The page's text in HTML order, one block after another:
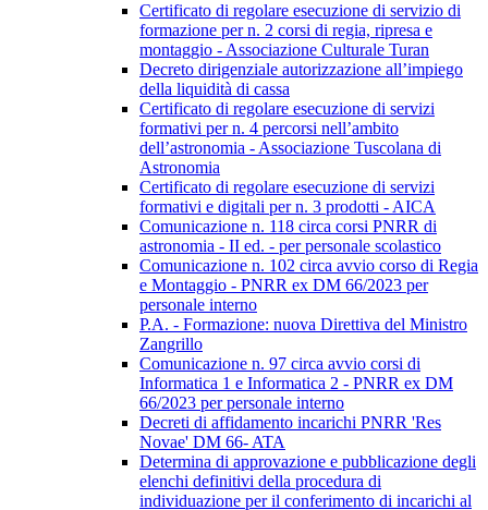
Certificato di regolare esecuzione di servizio di
formazione per n. 2 corsi di regia, ripresa e
montaggio - Associazione Culturale Turan
Decreto dirigenziale autorizzazione all’impiego
della liquidità di cassa
Certificato di regolare esecuzione di servizi
formativi per n. 4 percorsi nell’ambito
dell’astronomia - Associazione Tuscolana di
Astronomia
Certificato di regolare esecuzione di servizi
formativi e digitali per n. 3 prodotti - AICA
Comunicazione n. 118 circa corsi PNRR di
astronomia - II ed. - per personale scolastico
Comunicazione n. 102 circa avvio corso di Regia
e Montaggio - PNRR ex DM 66/2023 per
personale interno
P.A. - Formazione: nuova Direttiva del Ministro
Zangrillo
Comunicazione n. 97 circa avvio corsi di
Informatica 1 e Informatica 2 - PNRR ex DM
66/2023 per personale interno
Decreti di affidamento incarichi PNRR 'Res
Novae' DM 66- ATA
Determina di approvazione e pubblicazione degli
elenchi definitivi della procedura di
individuazione per il conferimento di incarichi al